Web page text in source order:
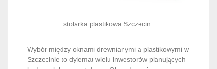
stolarka plastikowa Szczecin
Wybór między oknami drewnianymi a plastikowymi w
Szczecinie to dylemat wielu inwestorów planujących